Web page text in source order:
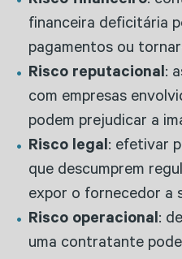
financeira deficitária
pagamentos ou
Risco reputacional:
com empresas
podem prejudicar a
Risco legal: efetivar
que descumprem
expor o fornecedor a
Risco operacional:
uma contratante